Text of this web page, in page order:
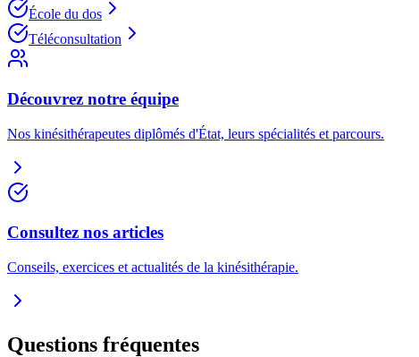
École du dos
Téléconsultation
Découvrez notre équipe
Nos kinésithérapeutes diplômés d'État, leurs spécialités et parcours.
Consultez nos articles
Conseils, exercices et actualités de la kinésithérapie.
Questions fréquentes